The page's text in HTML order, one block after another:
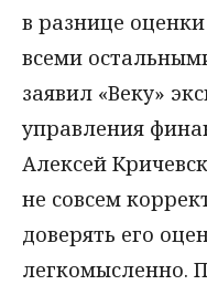
в разнице
всеми
заявил «Веку»
управления
Алексей
не совсем
доверять его
легкомысленно.